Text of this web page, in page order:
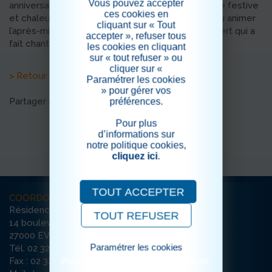
anniversaires de ses résidents dans une ambiance festive
et chaleureuse. Pour l’occasion, Philippe est venu animer
l’après-midi en musique, offrant un véritable concert qui a
fait chanter toute la salle !
> Retour aux actualités
Partager sur les réseaux sociaux
COORDONNÉES
Résidence La Harpe
14 boulevard Chambaudoin
27000 EVREUX
Tél. 02 32 29 69 00
Fax : 02 32 29 69 09
Vous pouvez accepter
ces cookies en
cliquant sur « Tout
accepter », refuser tous
les cookies en cliquant
sur « tout refuser » ou
cliquer sur «
Paramétrer les cookies
» pour gérer vos
préférences.
Pour plus
d’informations sur
notre politique cookies,
cliquez ici.
TOUT ACCEPTER
TOUT REFUSER
Paramétrer les cookies